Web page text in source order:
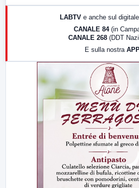
LABTV e anche sul
CANALE 84 (in
CANALE 268 (DDT
E sulla nostra